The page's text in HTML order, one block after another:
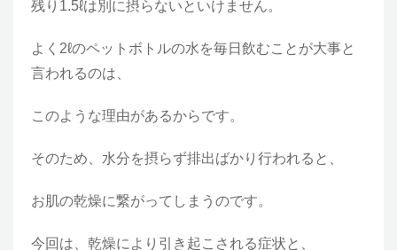
残り1.5ℓは別に摂らないといけません。
よく2ℓのペットボトルの水を毎日飲むことが大事と
言われるのは、
このような理由があるからです。
そのため、水分を摂らず排出ばかり行われると、
お肌の乾燥に繋がってしまうのです。
今回は、乾燥により引き起こされる症状と、